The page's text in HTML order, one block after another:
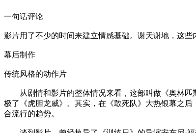
一句话评论
影片用了不少的时间来建立情感基础。谢天谢地，这
幕后制作
传统风格的动作片
从剧情和影片的整体情况来看，这部叫做《奥林匹
极了《虎胆龙威》。其实，在《敢死队》大热银幕之
合流行的趋势。